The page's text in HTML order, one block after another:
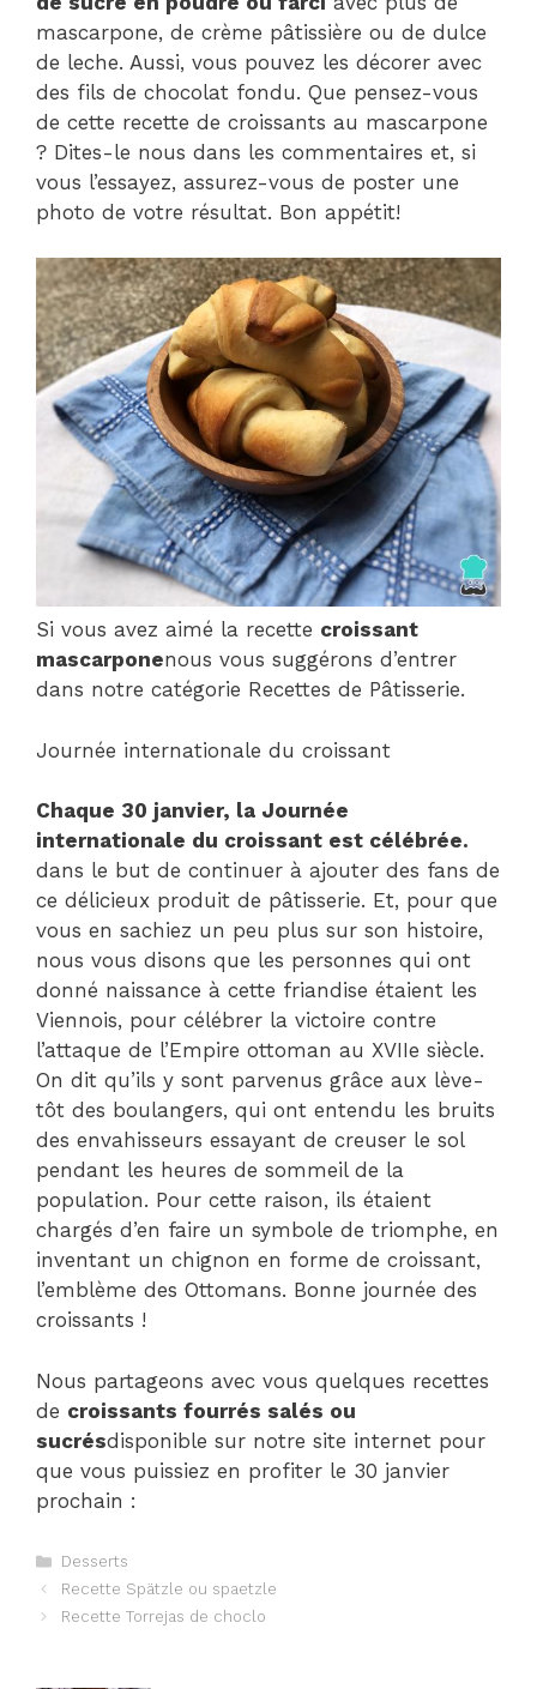
mascarpone, de crème pâtissière ou de dulce
de leche. Aussi, vous pouvez les décorer avec
des fils de chocolat fondu. Que pensez-vous
de cette recette de croissants au mascarpone
? Dites-le nous dans les commentaires et, si
vous l’essayez, assurez-vous de poster une
photo de votre résultat. Bon appétit!
Si vous avez aimé la recette croissant
mascarponenous vous suggérons d’entrer
dans notre catégorie Recettes de Pâtisserie.
Journée internationale du croissant
Chaque 30 janvier, la Journée
internationale du croissant est célébrée.
dans le but de continuer à ajouter des fans de
ce délicieux produit de pâtisserie. Et, pour que
vous en sachiez un peu plus sur son histoire,
nous vous disons que les personnes qui ont
donné naissance à cette friandise étaient les
Viennois, pour célébrer la victoire contre
l’attaque de l’Empire ottoman au XVIIe siècle.
On dit qu’ils y sont parvenus grâce aux lève-
tôt des boulangers, qui ont entendu les bruits
des envahisseurs essayant de creuser le sol
pendant les heures de sommeil de la
population. Pour cette raison, ils étaient
chargés d’en faire un symbole de triomphe, en
inventant un chignon en forme de croissant,
l’emblème des Ottomans. Bonne journée des
croissants !
Nous partageons avec vous quelques recettes
de croissants fourrés salés ou
sucrésdisponible sur notre site internet pour
que vous puissiez en profiter le 30 janvier
prochain :
Catégories
Desserts
Navigation
Recette Spätzle ou spaetzle
Recette Torrejas de choclo